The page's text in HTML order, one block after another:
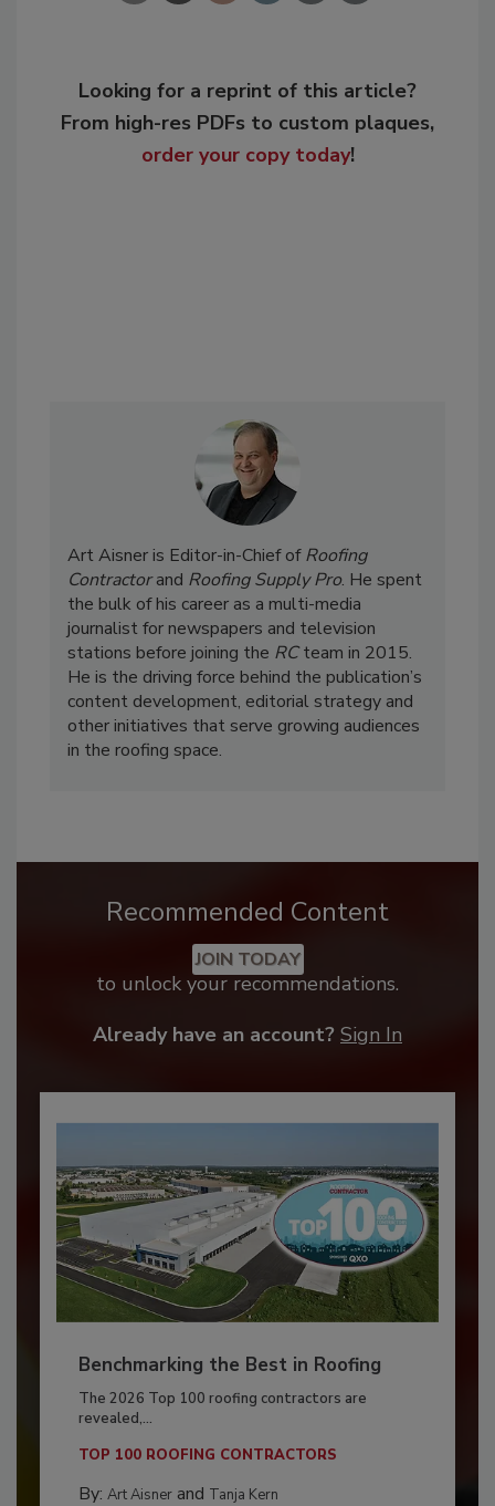
Looking for a reprint of this article?
From high-res PDFs to custom plaques,
order your copy today!
Art Aisner is Editor-in-Chief ofRoofing
Contractorand Roofing Supply Pro. He spent
the bulk of his career as a multi-media
journalist for newspapers and television
stations before joining the RCteam in 2015.
He is the driving force behind the publication’s
content development, editorial strategy and
other initiatives that serve growing audiences
in the roofing space.
Recommended Content
JOIN TODAY
to unlock your recommendations.
Already have an account? Sign In
Benchmarking the Best in Roofing
The 2026 Top 100 roofing contractors are
revealed,...
TOP 100 ROOFING CONTRACTORS
By: Art Aisnerand Tanja Kern